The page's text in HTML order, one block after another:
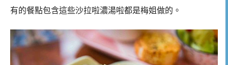
有的餐點包含這些沙拉啦濃湯啦都是梅姐做的。